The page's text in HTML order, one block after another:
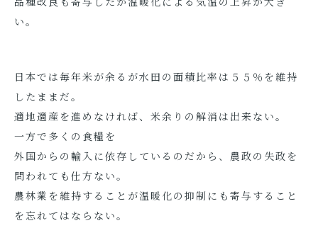
い。
日本では毎年米が余るが水田の面積比率は５５％を維持
したままだ。
適地適産を進めなければ、米余りの解消は出来ない。
一方で多くの食糧を
外国からの輸入に依存しているのだから、農政の失政を
問われても仕方ない。
農林業を維持することが温暖化の抑制にも寄与すること
を忘れてはならない。